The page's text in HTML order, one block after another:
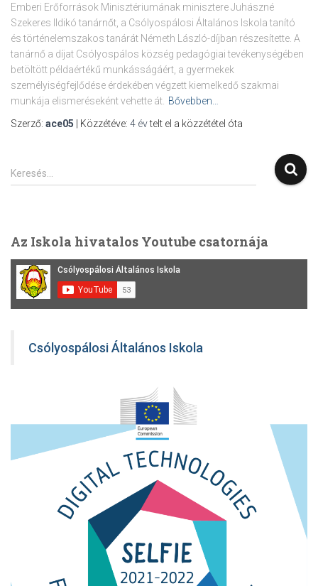
Emberi Erőforrások Minisztériumának minisztere Juhászné
Szekeres Ildikó tanárnőt, a Csólyospálosi Általános Iskola tanító
és történelemszakos tanárát Németh László-díjban részesítette. A
tanárnő a díjat Csólyospálos község pedagógiai tevékenységében
betöltött példaértékű munkásságáért, a gyermekek
személyiségfejlődése érdekében végzett kiemelkedő szakmai
munkája elismeréseként vehette át. Bővebben…
Szerző: ace05 | Közzétéve: 4 évtelt el a közzététel óta
Keresés…
Az Iskola hivatalos Youtube csatornája
Csólyospálosi Általános Iskola